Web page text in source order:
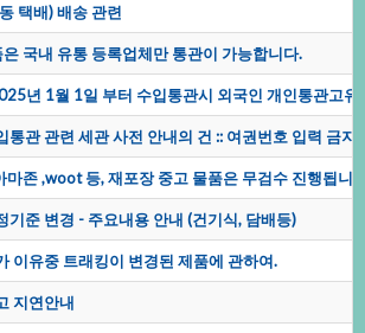
택배)배송관련
은국내유통등록업체만통관이가능합니다.
년1월1일부터수입통관시외국인개인통관고유
통관관련세관사전안내의건::여권번호입력금지
마존,woot등,재포장중고물품은무검수진행됩니
기준변경-주요내용안내(건기식,담배등)
이유중트래킹이변경된제품에관하여.
지연안내